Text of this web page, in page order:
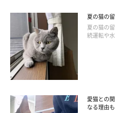
夏の猫の
夏の猫の
続運転や
愛猫との
なる理由